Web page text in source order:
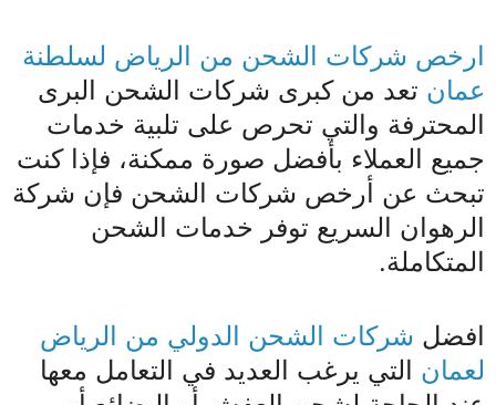
ارخص شركات الشحن من الرياض لسلطنة
عمان تعد من كبرى شركات الشحن البرى
المحترفة والتي تحرص على تلبية خدمات
جميع العملاء بأفضل صورة ممكنة، فإذا كنت
تبحث عن أرخص شركات الشحن فإن شركة
الرهوان السريع توفر خدمات الشحن
المتكاملة.
افضل شركات الشحن الدولي من الرياض
لعمان التي يرغب العديد في التعامل معها